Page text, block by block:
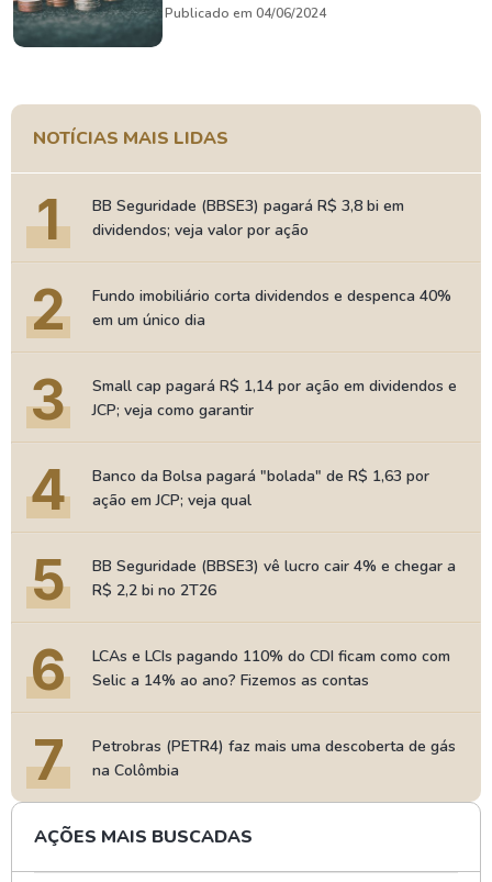
Publicado em 04/06/2024
NOTÍCIAS MAIS LIDAS
1
BB Seguridade (BBSE3) pagará R$ 3,8 bi em
dividendos; veja valor por ação
2
Fundo imobiliário corta dividendos e despenca 40%
em um único dia
3
Small cap pagará R$ 1,14 por ação em dividendos e
JCP; veja como garantir
4
Banco da Bolsa pagará "bolada" de R$ 1,63 por
ação em JCP; veja qual
5
BB Seguridade (BBSE3) vê lucro cair 4% e chegar a
R$ 2,2 bi no 2T26
6
LCAs e LCIs pagando 110% do CDI ficam como com
Selic a 14% ao ano? Fizemos as contas
7
Petrobras (PETR4) faz mais uma descoberta de gás
na Colômbia
AÇÕES MAIS BUSCADAS